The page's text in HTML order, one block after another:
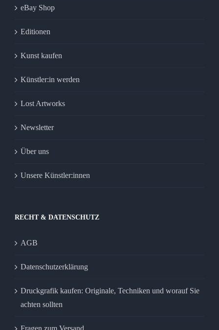
eBay Shop
Editionen
Kunst kaufen
Künstler:in werden
Lost Artworks
Newsletter
Über uns
Unsere Künstler:innen
RECHT & DATENSCHUTZ
AGB
Datenschutzerklärung
Druckgrafik kaufen: Originale, Techniken und worauf Sie
achten sollten